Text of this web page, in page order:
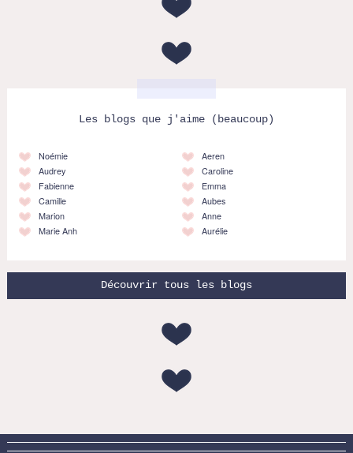
Les blogs que j'aime (beaucoup)
Noémie
Audrey
Fabienne
Camille
Marion
Marie Anh
Aeren
Caroline
Emma
Aubes
Anne
Aurélie
Découvrir tous les blogs